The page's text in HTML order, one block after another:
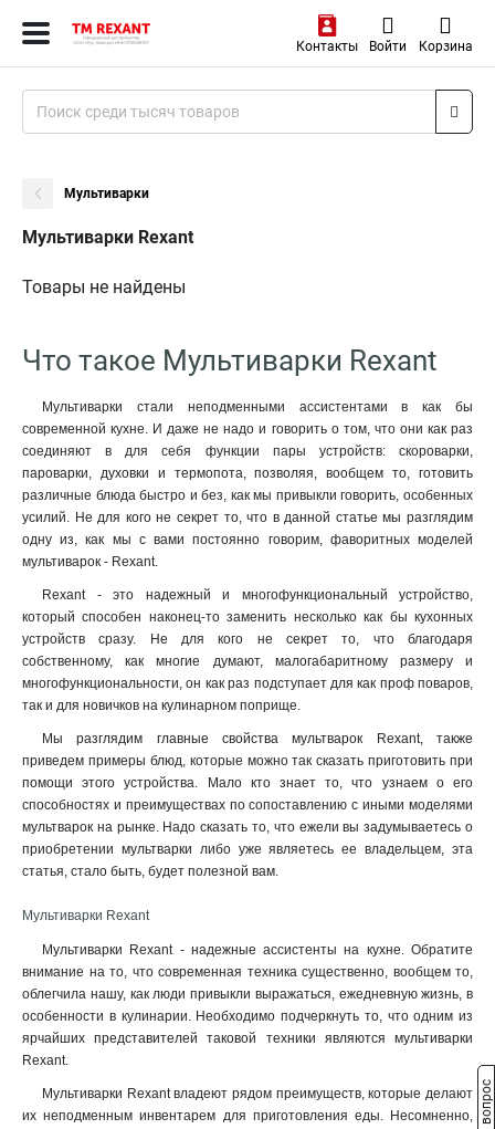
Контакты Войти Корзина
Мультиварки
Мультиварки Rexant
Товары не найдены
Что такое Мультиварки Rexant
Мультиварки стали неподменными ассистентами в как бы
современной кухне. И даже не надо и говорить о том, что они как раз
соединяют в для себя функции пары устройств: скороварки,
пароварки, духовки и термопота, позволяя, вообщем то, готовить
различные блюда быстро и без, как мы привыкли говорить, особенных
усилий. Не для кого не секрет то, что в данной статье мы разглядим
одну из, как мы с вами постоянно говорим, фаворитных моделей
мультиварок - Rexant.
Rexant - это надежный и многофункциональный устройство,
который способен наконец-то заменить несколько как бы кухонных
устройств сразу. Не для кого не секрет то, что благодаря
собственному, как многие думают, малогабаритному размеру и
многофункциональности, он как раз подступает для как проф поваров,
так и для новичков на кулинарном поприще.
Мы разглядим главные свойства мультварок Rexant, также
приведем примеры блюд, которые можно так сказать приготовить при
помощи этого устройства. Мало кто знает то, что узнаем о его
способностях и преимуществах по сопоставлению с иными моделями
мультварок на рынке. Надо сказать то, что ежели вы задумываетесь о
приобретении мультварки либо уже являетесь ее владельцем, эта
статья, стало быть, будет полезной вам.
Мультиварки Rexant
Мультиварки Rexant - надежные ассистенты на кухне. Обратите
внимание на то, что современная техника существенно, вообщем то,
облегчила нашу, как люди привыкли выражаться, ежедневную жизнь, в
особенности в кулинарии. Необходимо подчеркнуть то, что одним из
ярчайших представителей таковой техники являются мультиварки
Rexant.
Мультиварки Rexant владеют рядом преимуществ, которые делают
их неподменным инвентарем для приготовления еды. Несомненно,